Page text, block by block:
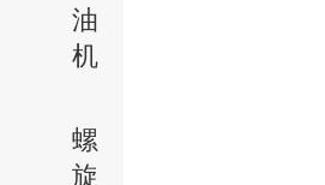
油
机
螺
旋